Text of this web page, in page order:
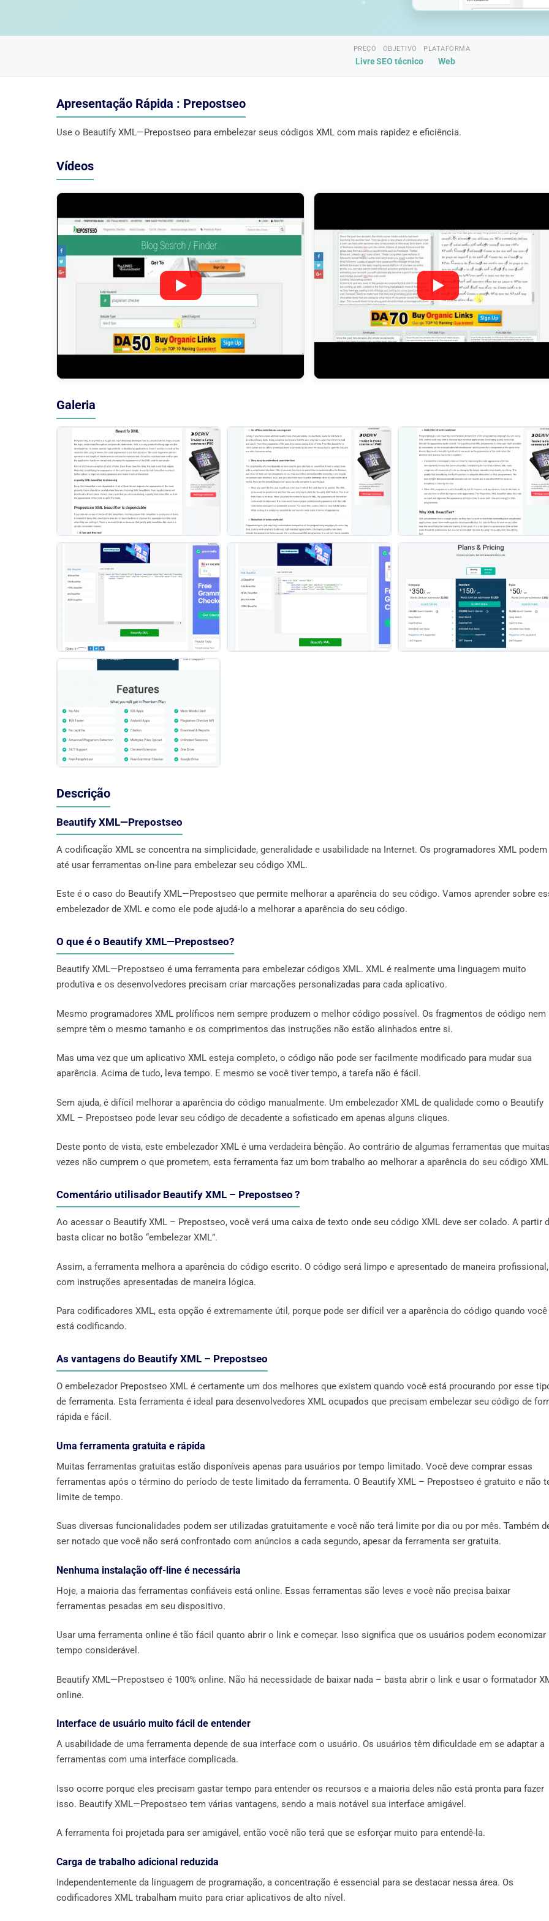
PREÇO
Livre
OBJETIVO
SEO técnico
PLATAFORMA
Web
Apresentação Rápida : Prepostseo
Use o Beautify XML—Prepostseo para embelezar seus códigos XML com mais rapidez e eficiência.
Vídeos
Galeria
Descrição
Beautify XML—Prepostseo
A codificação XML se concentra na simplicidade, generalidade e usabilidade na Internet. Os programadores XML podem
até usar ferramentas on-line para embelezar seu código XML.
Este é o caso do Beautify XML—Prepostseo que permite melhorar a aparência do seu código. Vamos aprender sobre
embelezador de XML e como ele pode ajudá-lo a melhorar a aparência do seu código.
O que é o Beautify XML—Prepostseo?
Beautify XML—Prepostseo é uma ferramenta para embelezar códigos XML. XML é realmente uma linguagem muito
produtiva e os desenvolvedores precisam criar marcações personalizadas para cada aplicativo.
Mesmo programadores XML prolíficos nem sempre produzem o melhor código possível. Os fragmentos de código nem
sempre têm o mesmo tamanho e os comprimentos das instruções não estão alinhados entre si.
Mas uma vez que um aplicativo XML esteja completo, o código não pode ser facilmente modificado para mudar sua
aparência. Acima de tudo, leva tempo. E mesmo se você tiver tempo, a tarefa não é fácil.
Sem ajuda, é difícil melhorar a aparência do código manualmente. Um embelezador XML de qualidade como o Beautify
XML – Prepostseo pode levar seu código de decadente a sofisticado em apenas alguns cliques.
Deste ponto de vista, este embelezador XML é uma verdadeira bênção. Ao contrário de algumas ferramentas que
vezes não cumprem o que prometem, esta ferramenta faz um bom trabalho ao melhorar a aparência do seu código
Comentário utilisador Beautify XML – Prepostseo ?
Ao acessar o Beautify XML – Prepostseo, você verá uma caixa de texto onde seu código XML deve ser colado. A partir
basta clicar no botão “embelezar XML”.
Assim, a ferramenta melhora a aparência do código escrito. O código será limpo e apresentado de maneira profissional,
com instruções apresentadas de maneira lógica.
Para codificadores XML, esta opção é extremamente útil, porque pode ser difícil ver a aparência do código quando
está codificando.
As vantagens do Beautify XML – Prepostseo
O embelezador Prepostseo XML é certamente um dos melhores que existem quando você está procurando por esse
de ferramenta. Esta ferramenta é ideal para desenvolvedores XML ocupados que precisam embelezar seu código de
rápida e fácil.
Uma ferramenta gratuita e rápida
Muitas ferramentas gratuitas estão disponíveis apenas para usuários por tempo limitado. Você deve comprar essas
ferramentas após o término do período de teste limitado da ferramenta. O Beautify XML – Prepostseo é gratuito e não
limite de tempo.
Suas diversas funcionalidades podem ser utilizadas gratuitamente e você não terá limite por dia ou por mês. Também
ser notado que você não será confrontado com anúncios a cada segundo, apesar da ferramenta ser gratuita.
Nenhuma instalação off-line é necessária
Hoje, a maioria das ferramentas confiáveis ​​está online. Essas ferramentas são leves e você não precisa baixar
ferramentas pesadas em seu dispositivo.
Usar uma ferramenta online é tão fácil quanto abrir o link e começar. Isso significa que os usuários podem economizar
tempo considerável.
Beautify XML—Prepostseo é 100% online. Não há necessidade de baixar nada – basta abrir o link e usar o formatador
online.
Interface de usuário muito fácil de entender
A usabilidade de uma ferramenta depende de sua interface com o usuário. Os usuários têm dificuldade em se adaptar a
ferramentas com uma interface complicada.
Isso ocorre porque eles precisam gastar tempo para entender os recursos e a maioria deles não está pronta para fazer
isso. Beautify XML—Prepostseo tem várias vantagens, sendo a mais notável sua interface amigável.
A ferramenta foi projetada para ser amigável, então você não terá que se esforçar muito para entendê-la.
Carga de trabalho adicional reduzida
Independentemente da linguagem de programação, a concentração é essencial para se destacar nessa área. Os
codificadores XML trabalham muito para criar aplicativos de alto nível.